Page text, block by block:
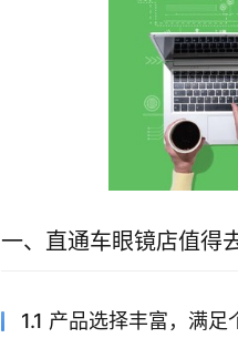
一、直通车眼镜店值得
1.1 产品选择丰富，满足